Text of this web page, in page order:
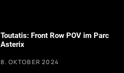
Toutatis: Front Row POV im Parc
Asterix
8. OKTOBER 2024